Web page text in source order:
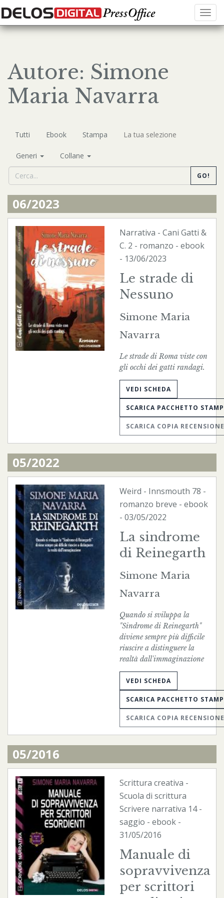
Menu
Autore: Simone
Maria Navarra
Tutti Ebook Stampa La tua selezione
Generi Collane
GO!
06/2023
Narrativa - Cani Gatti &
C. 2 - romanzo - ebook
- 13/06/2023
Le strade di
Nessuno
Simone Maria
Navarra
Le strade di Roma viste con
gli occhi dei gatti randagi.
VEDI SCHEDA
SCARICA PACCHETTO
SCARICA COPIA RECENSIONE
05/2022
Weird - Innsmouth 78 -
romanzo breve - ebook
- 03/05/2022
La sindrome
di Reinegarth
Simone Maria
Navarra
Quando si sviluppa la
"Sindrome di Reinegarth"
diviene sempre più difficile
riuscire a distinguere la
realtà dall'immaginazione
VEDI SCHEDA
SCARICA PACCHETTO
SCARICA COPIA RECENSIONE
05/2016
Scrittura creativa -
Scuola di scrittura
Scrivere narrativa 14 -
saggio - ebook -
31/05/2016
Manuale di
sopravvivenza
per scrittori